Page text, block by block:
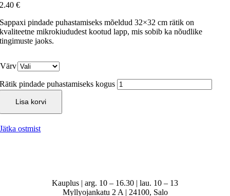
2.40€
Sappaxi pindade puhastamiseks mõeldud 32×32 cm rätik on
kvaliteetne mikrokiududest kootud lapp, mis sobib ka nõudlike
tingimuste jaoks.
Värv
Rätik pindade puhastamiseks kogus
Lisa korvi
Jätka ostmist
Kauplus | arg. 10 – 16.30 | lau. 10 – 13
Myllyojankatu 2 A | 24100, Salo